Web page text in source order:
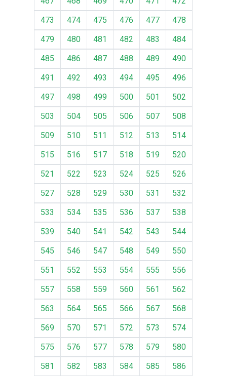
473
474 475 476 477
478
479
480 481 482 483
484
485
486 487 488 489
490
491
492 493 494 495
496
497
498 499 500 501
502
503
504 505 506 507
508
509
510 511 512 513
514
515
516 517 518 519
520
521
522 523 524 525
526
527
528 529 530 531
532
533
534 535 536 537
538
539
540 541 542 543
544
545
546 547 548 549
550
551
552 553 554 555
556
557
558 559 560 561
562
563
564 565 566 567
568
569
570 571 572 573
574
575
576 577 578 579
580
581
582 583 584 585
586